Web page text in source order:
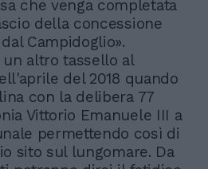
che venga completata
della concessione
Campidoglio».
altro tassello al
del 2018 quando
con la delibera 77
Vittorio Emanuele III a
permettendo così di
sito sul lungomare. Da